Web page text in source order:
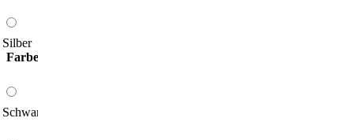
Silber
Farbe
Schwarz